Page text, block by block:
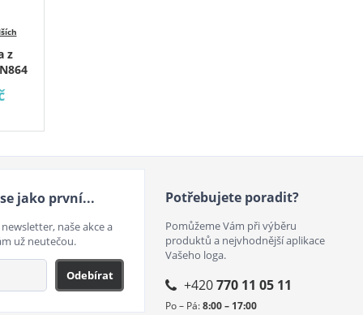
z
jako první...
naše akce a
už neutečou.
Odebírat
Potřebujete poradit?
Pomůžeme Vám při výběru
produktů a nejvhodnější aplikace
Vašeho loga.
+420770 11 05 11
Po – Pá:8:00 – 17:00